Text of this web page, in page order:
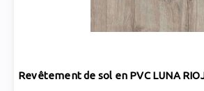
Revêtement de sol en PVC LUNA